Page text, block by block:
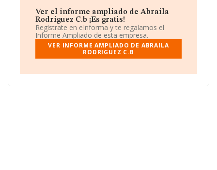
Ver el informe ampliado de Abraila
Rodriguez C.b ¡Es gratis!
Regístrate en eInforma y te regalamos el
Informe Ampliado de esta empresa.
VER INFORME AMPLIADO DE ABRAILA
RODRIGUEZ C.B